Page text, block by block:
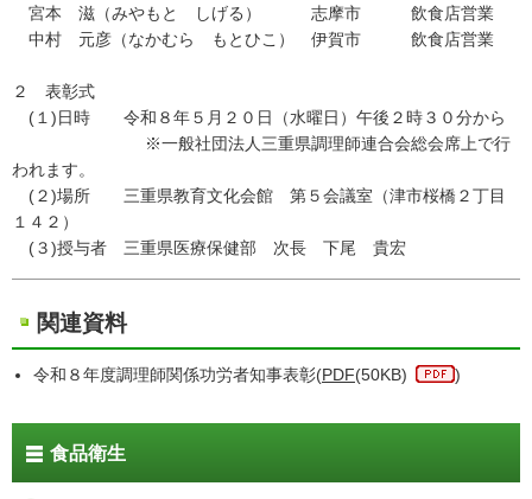
宮本 滋（みやもと しげる） 志摩市 飲食店営業
中村 元彦（なかむら もとひこ） 伊賀市 飲食店営業
２ 表彰式
(１)日時 令和８年５月２０日（水曜日）午後２時３０分から
※一般社団法人三重県調理師連合会総会席上で行
われます。
(２)場所 三重県教育文化会館 第５会議室（津市桜橋２丁目
１４２）
(３)授与者 三重県医療保健部 次長 下尾 貴宏
関連資料
令和８年度調理師関係功労者知事表彰(PDF(50KB) )
食品衛生